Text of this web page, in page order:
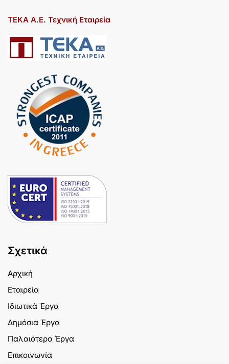
ΤΕΚΑ Α.Ε. Τεχνική Εταιρεία
Σχετικά
Αρχική
Εταιρεία
Ιδιωτικά Έργα
Δημόσια Έργα
Παλαιότερα Έργα
Επικοινωνία